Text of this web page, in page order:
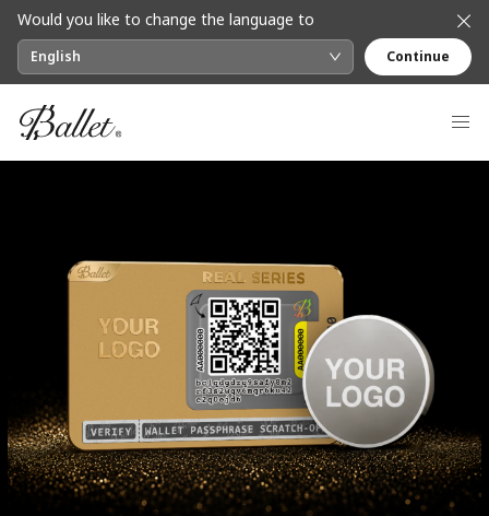
Would you like to change the language to
English Continue